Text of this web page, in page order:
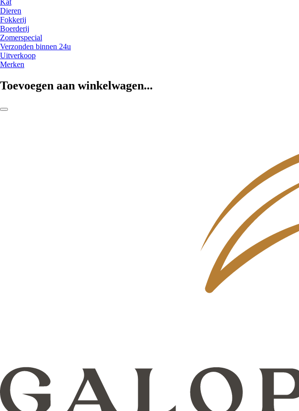
Kat
Dieren
Fokkerij
Boerderij
Zomerspecial
Verzonden binnen 24u
Uitverkoop
Merken
Toevoegen aan winkelwagen...